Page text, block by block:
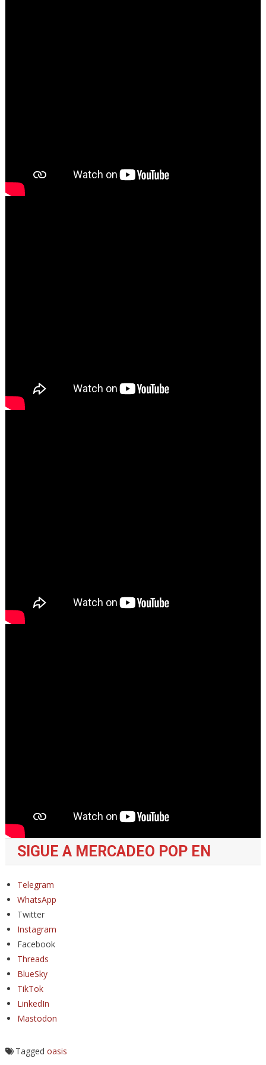
SIGUE A MERCADEO POP EN
Telegram
WhatsApp
Twitter
Instagram
Facebook
Threads
BlueSky
TikTok
LinkedIn
Mastodon
Tagged oasis